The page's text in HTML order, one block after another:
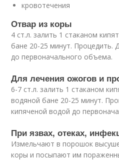
кровотечения
Отвар из коры
4 ст.л. залить 1 стаканом
бане 20-25 минут. Процедить.
до первоначального объема.
Для лечения ожогов и
6-7 ст.л. залить 1 стаканом
водяной бане 20-25 минут.
кипяченой водой до
При язвах, отеках,
Измельчают в порошок
коры и посыпают им